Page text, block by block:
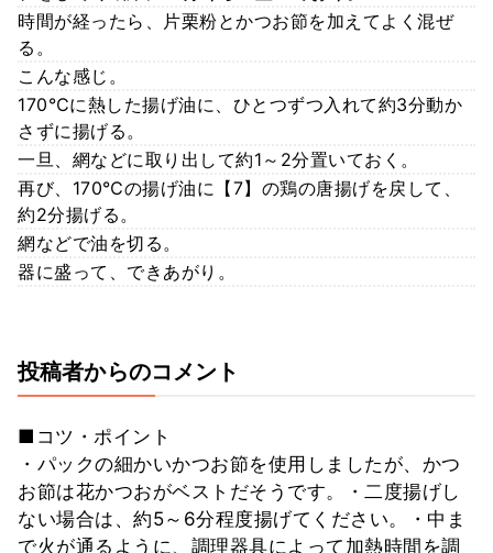
時間が経ったら、片栗粉とかつお節を加えてよく混ぜ
る。
こんな感じ。
170℃に熱した揚げ油に、ひとつずつ入れて約3分動か
さずに揚げる。
一旦、網などに取り出して約1～2分置いておく。
再び、170℃の揚げ油に【7】の鶏の唐揚げを戻して、
約2分揚げる。
網などで油を切る。
器に盛って、できあがり。
投稿者からのコメント
■コツ・ポイント
・パックの細かいかつお節を使用しましたが、かつ
お節は花かつおがベストだそうです。・二度揚げし
ない場合は、約5～6分程度揚げてください。・中ま
で火が通るように、調理器具によって加熱時間を調